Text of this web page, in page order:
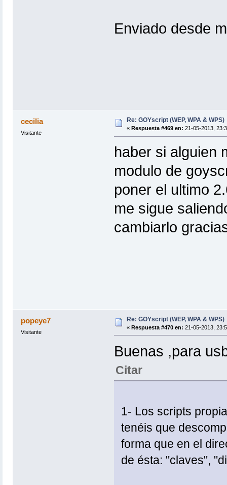
Enviado desde
cecilia
Visitante
Re: GOYscript (WEP, WPA & WPS)
« Respuesta #469 en: 21-05-2013,
haber si alguien
modulo de
poner el ultimo
me sigue
cambiarlo
popeye7
Visitante
Re: GOYscript (WEP, WPA & WPS)
« Respuesta #470 en: 21-05-2013,
Buenas ,para
Citar
1- Los scripts
tenéis que
forma que en el
de ésta: "claves",